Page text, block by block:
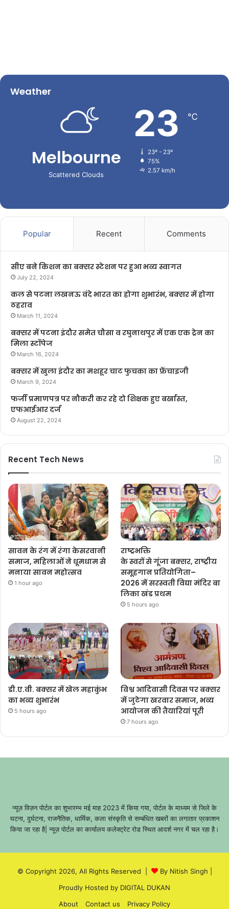
Weather
Melbourne
Scattered Clouds
23 ℃
23º - 23º
75%
2.57 km/h
Popular Recent Comments
सीए बने किशन का बक्सर स्टेशन पर हुआ भव्य स्वागत
July 22, 2024
कल से पटना लखनऊ वंदे भारत का होगा शुभारंभ, बक्सर में होगा
ठहराव
March 11, 2024
बक्सर में पटना इंदौर समेत चौसा व रघुनाथपुर में एक एक ट्रेन का
मिला स्टॉपेज
March 16, 2024
बक्सर में खुला इंदौर का मशहूर चाट फुचका का फ्रेंचाइजी
March 9, 2024
फर्जी प्रमाणपत्र पर नौकरी कर रहे दो शिक्षक हुए बर्खास्त,
एफआईआर दर्ज
August 22, 2024
Recent Tech News
सावन के रंग में रंगा केसरवानी
समाज, महिलाओं ने धूमधाम से
मनाया सावन महोत्सव
1 hour ago
राष्ट्रभक्ति
के स्वरों से गूंजा बक्सर, राष्ट्रीय
समूहगान प्रतियोगिता–
2026 में सरस्वती विद्या मंदिर बा
लिका खंड प्रथम
5 hours ago
डी.ए.वी. बक्सर में खेल महाकुंभ
का भव्य शुभारंभ
5 hours ago
विश्व आदिवासी दिवस पर बक्सर
में जुटेगा खरवार समाज, भव्य
आयोजन की तैयारियां पूरी
7 hours ago
न्यूज़ विज़न पोर्टल का शुभारम्भ मई माह 2023 में किया गया, पोर्टल के माध्यम से जिले के
घटना, दुर्घटना, राजनैतिक, धार्मिक, कला संस्कृति से सम्बंधित खबरों का लगातार प्रकाशन
किया जा रहा है| न्यूज़ पोर्टल का कार्यालय कलेक्ट्रेट रोड स्थित आदर्श नगर में चल रहा है।
© Copyright 2026, All Rights Reserved | By Nitish Singh
Proudly Hosted by DIGITAL DUKAN
About
Contact us Privacy Policy